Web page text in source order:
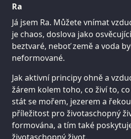
Ra
Já jsem Ra. Můžete vnímat
je chaos, doslova jako
beztvaré, neboť země a voda
neformované.
Jak aktivní principy ohně a
žárem kolem toho, co živí to,
stát se mořem, jezerem a
příležitost pro životaschopný
formována, a tím také